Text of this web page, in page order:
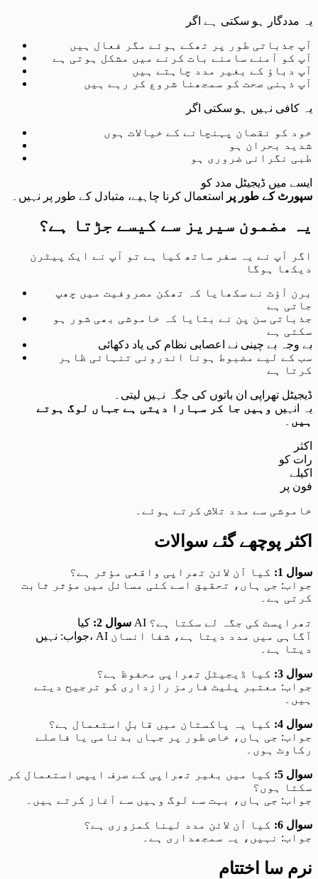
یہ مددگار ہو سکتی ہے اگر
آپ جذباتی طور پر تھکے ہوئے مگر فعال ہیں
آپ کو آمنے سامنے بات کرنے میں مشکل ہوتی ہے
آپ دباؤ کے بغیر مدد چاہتے ہیں
آپ ذہنی صحت کو سمجھنا شروع کر رہے ہیں
یہ کافی نہیں ہو سکتی اگر
خود کو نقصان پہنچانے کے خیالات ہوں
شدید بحران ہو
طبی نگرانی ضروری ہو
ایسے میں ڈیجیٹل مدد کو
سپورٹ کے طور پر
استعمال کرنا چاہیے، متبادل کے طور پر نہیں۔
یہ مضمون سیریز سے کیسے جڑتا ہے؟
اگر آپ نے یہ سفر ساتھ کیا ہے تو آپ نے ایک پیٹرن
دیکھا ہوگا
برن آؤٹ نے سکھایا کہ تھکن مصروفیت میں چھپ
جاتی ہے
جذباتی سن پن نے بتایا کہ خاموشی بھی شور ہو
سکتی ہے
بے وجہ بے چینی نے اعصابی نظام کی یاد دکھائی
سب کے لیے مضبوط ہونا اندرونی تنہائی ظاہر
کرتا ہے
ڈیجیٹل تھراپی ان باتوں کی جگہ نہیں لیتی۔
یہ انہیں وہیں جا کر سہارا دیتی ہے جہاں لوگ ہوتے
ہیں
اکثر
رات کو
اکیلے
فون پر
خاموشی سے مدد تلاش کرتے ہوئے۔
اکثر پوچھے گئے سوالات
سوال 1:
کیا آن لائن تھراپی واقعی مؤثر ہے؟
جواب: جی ہاں، تحقیق اسے کئی مسائل میں مؤثر ثابت
کرتی ہے۔
سوال 2:
کیا AI تھراپسٹ کی جگہ لے سکتا ہے؟
جواب: نہیں، AI آگاہی میں مدد دیتا ہے، شفا انسان
دیتا ہے۔
سوال 3:
کیا ڈیجیٹل تھراپی محفوظ ہے؟
جواب: معتبر پلیٹ فارمز رازداری کو ترجیح دیتے
ہیں۔
سوال 4:
کیا یہ پاکستان میں قابلِ استعمال ہے؟
جواب: جی ہاں، خاص طور پر جہاں بدنامی یا فاصلے
رکاوٹ ہوں۔
سوال 5:
کیا میں بغیر تھراپی کے صرف ایپس استعمال کر
سکتا ہوں؟
جواب: جی ہاں، بہت سے لوگ وہیں سے آغاز کرتے ہیں۔
سوال 6:
کیا آن لائن مدد لینا کمزوری ہے؟
جواب: نہیں، یہ سمجھداری ہے۔
نرم سا اختتام